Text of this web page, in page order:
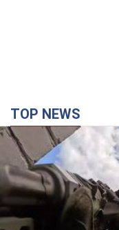
TOP NEWS